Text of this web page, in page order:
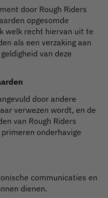
door Rough Riders
opgesomde
welk recht hiervan uit te
als een verzaking aan
van deze
door andere
verwezen wordt, en de
van Rough Riders
onderhavige
communicaties en
dienen.